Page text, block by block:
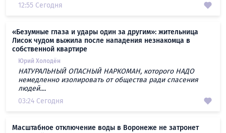
12:55 Сегодня
«Безумные глаза и удары один за другим»: жительница
Лисок чудом выжила после нападения незнакомца в
собственной квартире
Юрий Холодён
НАТУРАЛЬНЫЙ ОПАСНЫЙ НАРКОМАН, которого НАДО
немедленно изолировать от общества ради спасения
людей....
03:24 Сегодня
Масштабное отключение воды в Воронеже не затронет